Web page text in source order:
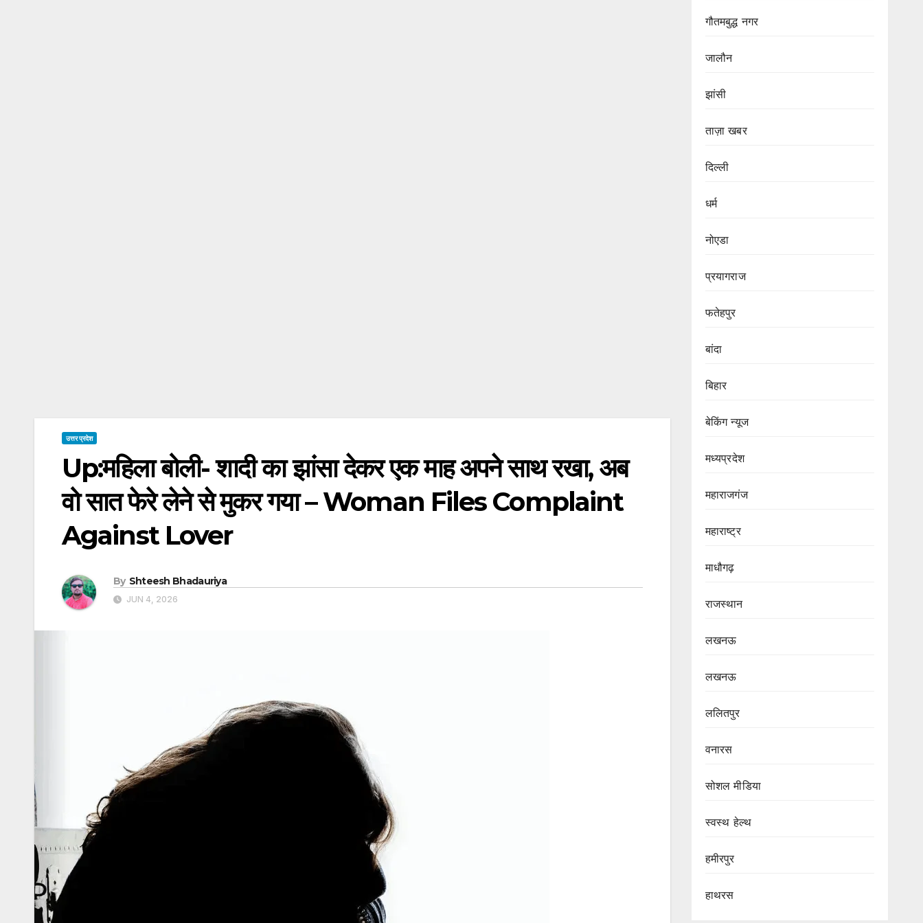
उत्तर प्रदेश
Up:महिला बोली- शादी का झांसा देकर एक माह अपने साथ रखा, अब
वो सात फेरे लेने से मुकर गया – Woman Files Complaint
Against Lover
By Shteesh Bhadauriya
JUN 4, 2026
गौतमबुद्ध नगर
जालौन
झांसी
ताज़ा खबर
दिल्ली
धर्म
नोएडा
प्रयागराज
फतेहपुर
बांदा
बिहार
बेकिंग न्यूज
मध्यप्रदेश
महाराजगंज
महाराष्ट्र
माधौगढ़
राजस्थान
लखनऊ
लखनऊ
ललितपुर
वनारस
सोशल मीडिया
स्वस्थ हेल्थ
हमीरपुर
हाथरस